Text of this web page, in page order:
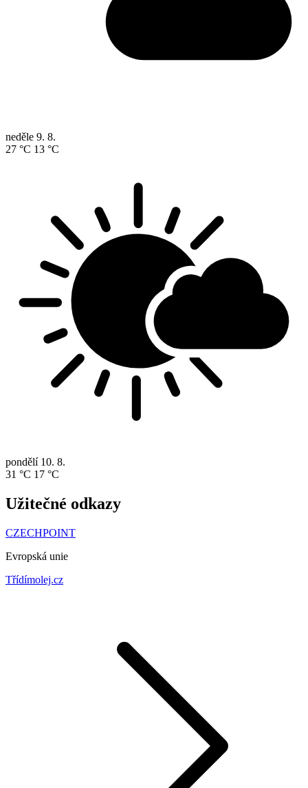
neděle 9. 8.
27 °C 13 °C
pondělí 10. 8.
31 °C 17 °C
Užitečné odkazy
CZECHPOINT
Evropská unie
Třídímolej.cz